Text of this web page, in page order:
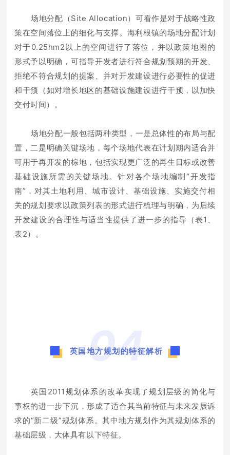
场地分配（Site Allocation）可看作是对于战略性政
策在空间落位上的细化与支撑。海利根镇的场地分配计划
对于0.25hm2以上的空间进行了落位，并以政策地图的
形式予以明确，可指导开发者进行符合规划预期的开发、
拒绝不符合规划的提案、并对开发建设进行必要性的促进
和干预（如对增长地区的基础设施建设进行干预，以加快
交付时间）。
场地分配一般包括两种类型，一是总体性的布局与配
置，二是明确关键场地，每个场地代表在计划期内适合并
可用于再开发的棕地，包括实现更广泛的再生目标或改善
基础设施所需的关键场地。针对各个场地编制“开发指
南”，对其土地利用、城市设计、基础设施、实施交付相
关的规划要求以政策列表的形式进行梳理与明确，为后续
开发建设的合理性与适当性提供了进一步的指导（表1、
表2）。
04
英国地方规划的特征解析
英国2011规划体系的改革实现了规划层级的简化与
事权的进一步下沉，形成了适合其当前特征与未来发展诉
求的“新二级”规划体系。其中地方规划作为其规划体系的
基础层级，大体具有以下特征。